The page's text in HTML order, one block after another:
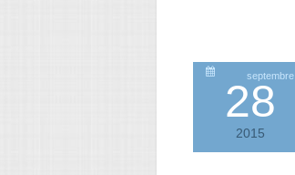
28
septembre
2015